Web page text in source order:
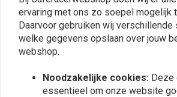
De informatie in de producttitel heeft
die u krijgt.
[Download/Check documentation]
Informatie per model
ervaring met ons zo soepel mogelijk
Daarvoor gebruiken wij
welke gegevens opslaan over jouw
webshop.
Noodzakelijke cookies: Deze
essentieel om onze website